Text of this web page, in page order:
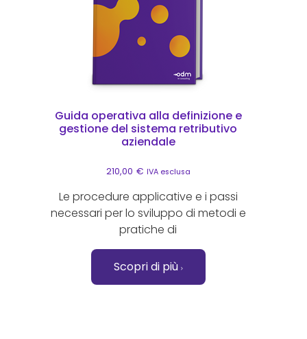
Guida operativa alla definizione e
gestione del sistema retributivo
aziendale
210,00 € IVA esclusa
Le procedure applicative e i passi
necessari per lo sviluppo di metodi e
pratiche di
Scopri di più